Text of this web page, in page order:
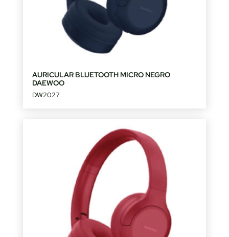
AURICULAR BLUETOOTH MICRO NEGRO
DAEWOO
DW2027